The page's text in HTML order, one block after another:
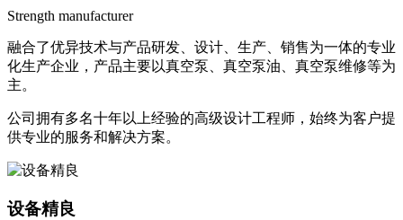
Strength manufacturer
融合了优异技术与产品研发、设计、生产、销售为一体的专业
化生产企业，产品主要以真空泵、真空泵油、真空泵维修等为
主。
公司拥有多名十年以上经验的高级设计工程师，始终为客户提
供专业的服务和解决方案。
设备精良